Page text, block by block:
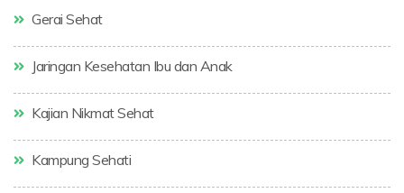
Gerai Sehat
Jaringan Kesehatan Ibu dan Anak
Kajian Nikmat Sehat
Kampung Sehati